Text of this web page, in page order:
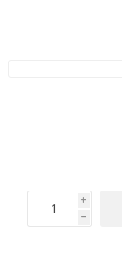
i
h